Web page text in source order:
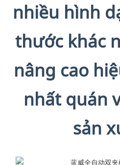
nhiều hình
thước khác
nâng cao
nhất quán
sản